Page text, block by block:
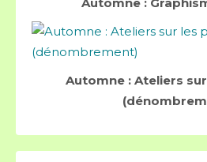
Automne : Ateliers